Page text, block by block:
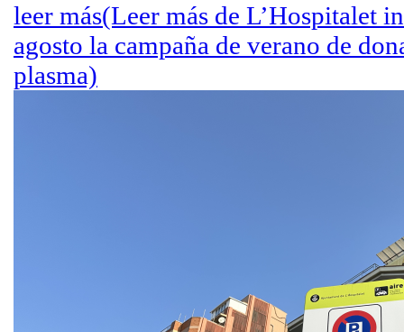
leer más(Leer más de L’Hospitalet
agosto la campaña de verano de
plasma)